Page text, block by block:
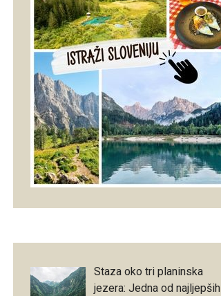
Staza oko tri planinska
jezera: Jedna od najljepših